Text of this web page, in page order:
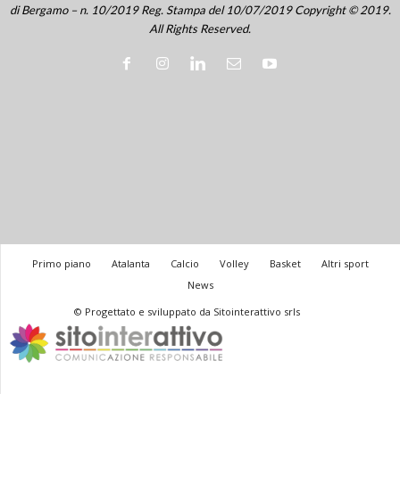
di Bergamo – n. 10/2019 Reg. Stampa del 10/07/2019 Copyright © 2019.
All Rights Reserved.
Primo piano Atalanta Calcio Volley Basket
Altri sport
News
© Progettato e sviluppato da Sitointerattivo srls